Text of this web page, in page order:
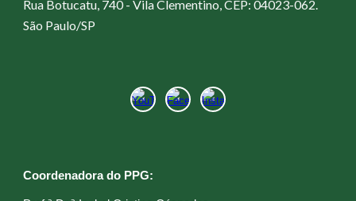
Rua Botucatu, 740 - Vila Clementino, CEP: 04023-062.
São Paulo/SP
Coordenadora do PPG: